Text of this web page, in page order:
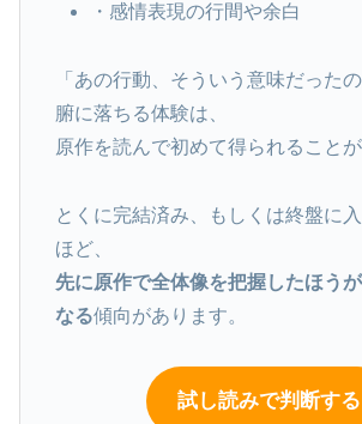
・感情表現の行間や余白
「あの行動、そういう意味だった
腑に落ちる体験は、
原作を読んで初めて得られることが
とくに完結済み、もしくは終盤に
ほど、
先に原作で全体像を把握したほう
なる傾向があります。
試し読みで判断する